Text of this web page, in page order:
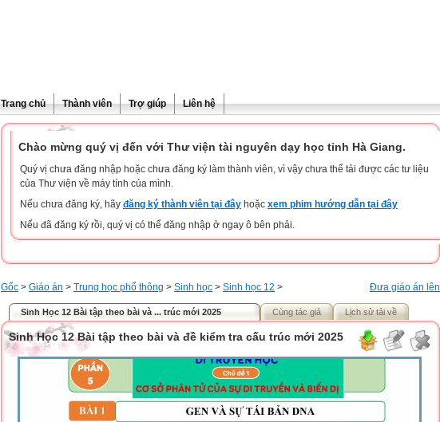
Trang chủ Thành viên Trợ giúp Liên hệ
Chào mừng quý vị đến với Thư viện tài nguyên dạy học tỉnh Hà Giang.
Quý vị chưa đăng nhập hoặc chưa đăng ký làm thành viên, vì vậy chưa thể tải được các tư liệu
của Thư viện về máy tính của mình.
Nếu chưa đăng ký, hãy đăng ký thành viên tại đây hoặc xem phim hướng dẫn tại đây
Nếu đã đăng ký rồi, quý vị có thể đăng nhập ở ngay ô bên phải.
Đưa giáo án lên
Gốc > Giáo án > Trung học phổ thông > Sinh học > Sinh học 12 >
Sinh Học 12 Bài tập theo bài và ... trúc mới 2025 Cùng tác giả Lịch sử tải về
Sinh Học 12 Bài tập theo bài và đề kiểm tra cấu trúc mới 2025